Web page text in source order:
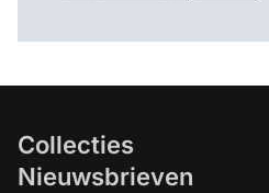
Collecties
Nieuwsbrieven